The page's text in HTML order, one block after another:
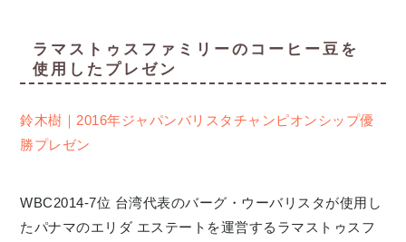
ラマストゥスファミリーのコーヒー豆を
使用したプレゼン
鈴木樹｜2016年ジャパンバリスタチャンピオンシップ優
勝プレゼン
WBC2014-7位 台湾代表のバーグ・ウーバリスタが使用し
たパナマのエリダ エステートを運営するラマストゥスフ